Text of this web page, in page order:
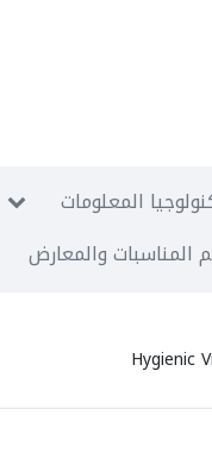
المعلومات
المناسبات والمعارض
Hygienic